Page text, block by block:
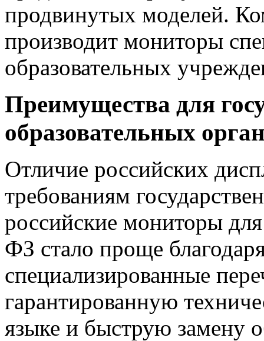
продвинутых моделей.
производит мониторы
образовательных
Преимущества для
образовательных
Отличие российских
требованиям
российские мониторы
ФЗ стало проще
специализированные
гарантированную
языке и быструю замену